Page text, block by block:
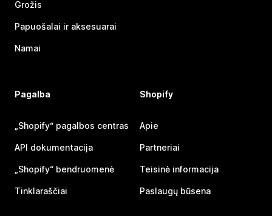
Grožis
Papuošalai ir aksesuarai
Namai
Pagalba
„Shopify“ pagalbos centras
API dokumentacija
„Shopify“ bendruomenė
Tinklaraščiai
Shopify
Apie
Partneriai
Teisinė informacija
Paslaugų būsena